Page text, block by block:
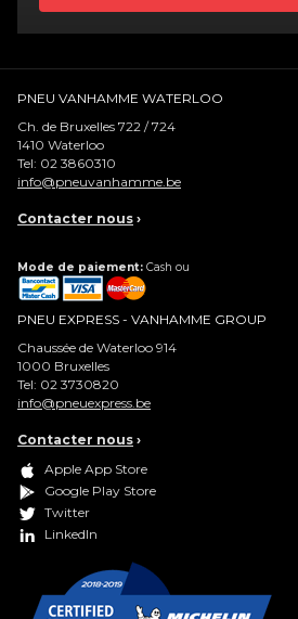
PNEU VANHAMME WATERLOO
Ch. de Bruxelles 722 / 724
1410 Waterloo
Tel: 02 3860310
info@pneuvanhamme.be
Contacter nous ›
Mode de paiement: Cash ou
PNEU EXPRESS - VANHAMME GROUP
Chaussée de Waterloo 914
1000 Bruxelles
Tel: 02 3730820
info@pneuexpress.be
Contacter nous ›
Apple App Store
Google Play Store
Twitter
LinkedIn